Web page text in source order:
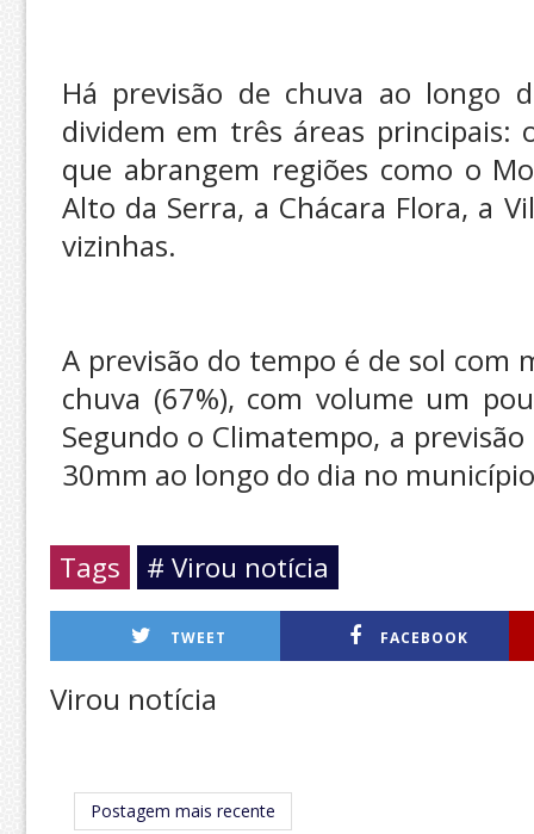
Há previsão de chuva ao longo
dividem em três áreas principais:
que abrangem regiões como o
Alto da Serra, a Chácara Flora, a
vizinhas.
A previsão do tempo é de sol com
chuva (67%), com volume um
Segundo o Climatempo, a
30mm ao longo do dia no
Tags # Virou notícia
TWEET FACEBOOK
Virou notícia
Postagem mais recente